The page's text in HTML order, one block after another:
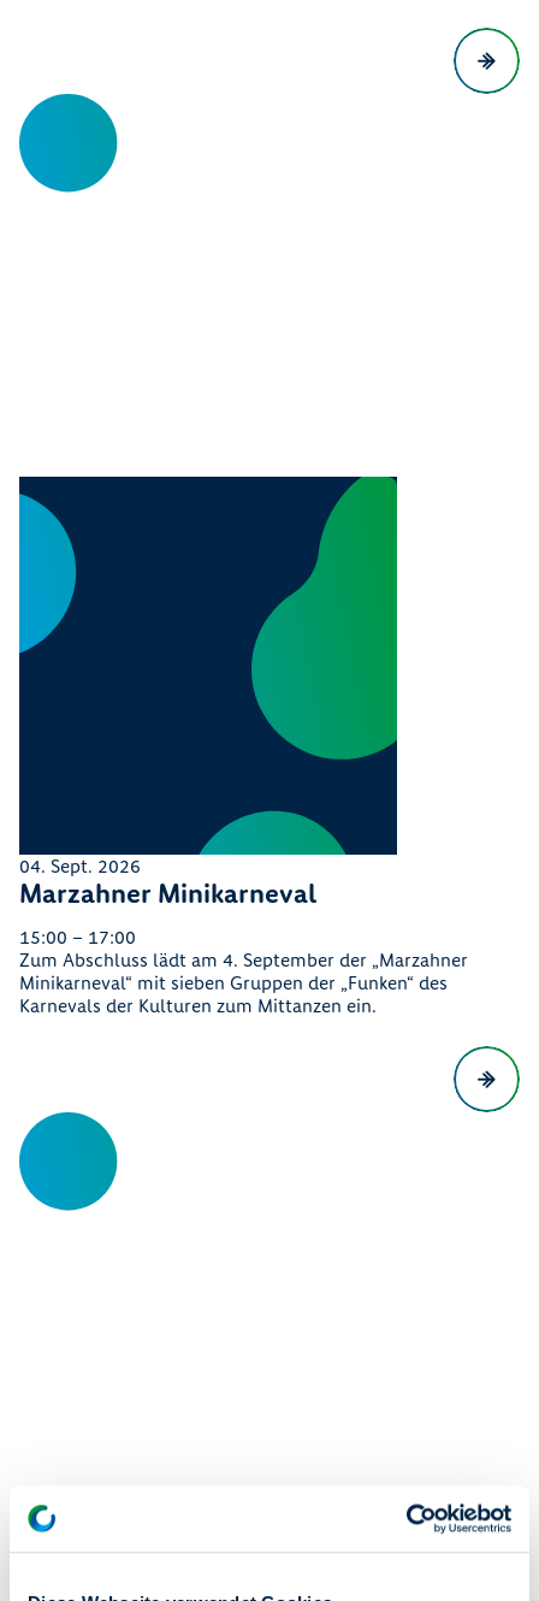
04. Sept. 2026
Marzahner Minikarneval
15:00 – 17:00
Zum Abschluss lädt am 4. September der „Marzahner
Minikarneval“ mit sieben Gruppen der „Funken“ des
Karnevals der Kulturen zum Mittanzen ein.